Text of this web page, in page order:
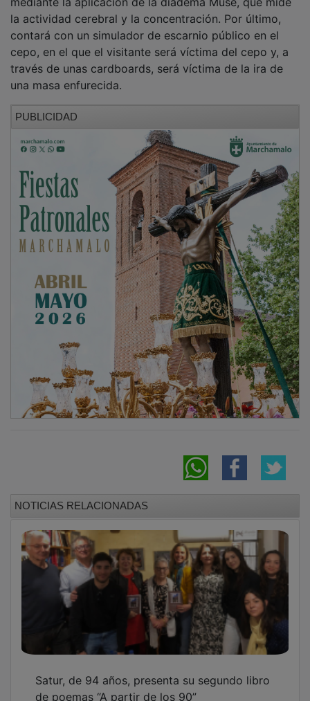
la actividad cerebral y la concentración. Por último,
contará con un simulador de escarnio público en el
cepo, en el que el visitante será víctima del cepo y, a
través de unas cardboards, será víctima de la ira de
una masa enfurecida.
de poemas “A partir de los 90”